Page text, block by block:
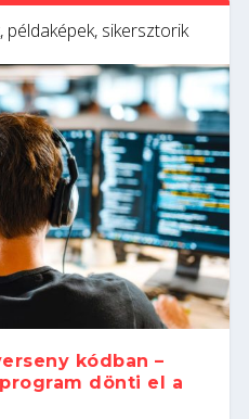
ezeket a
felvételi?
kódban –
dönti el a
kapcsolódj ki
példaképek, sikersztorik
kódban –
dönti el a